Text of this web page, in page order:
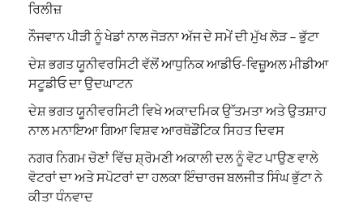
ਰਿਲੀਜ਼
ਨੌਜਵਾਨ ਪੀੜੀ ਨੂੰ ਖੇਡਾਂ ਨਾਲ ਜੋੜਨਾ ਅੱਜ ਦੇ ਸਮੇਂ ਦੀ ਮੁੱਖ ਲੋੜ – ਭੁੱਟਾ
ਦੇਸ਼ ਭਗਤ ਯੂਨੀਵਰਸਿਟੀ ਵੱਲੋਂ ਆਧੁਨਿਕ ਆਡੀਓ-ਵਿਜ਼ੂਅਲ ਮੀਡੀਆ
ਸਟੂਡੀਓ ਦਾ ਉਦਘਾਟਨ
ਦੇਸ਼ ਭਗਤ ਯੂਨੀਵਰਸਿਟੀ ਵਿਖੇ ਅਕਾਦਮਿਕ ਉੱਤਮਤਾ ਅਤੇ ਉਤਸ਼ਾਹ
ਨਾਲ ਮਨਾਇਆ ਗਿਆ ਵਿਸ਼ਵ ਆਰਥੋਡੌਂਟਿਕ ਸਿਹਤ ਦਿਵਸ
ਨਗਰ ਨਿਗਮ ਚੋਣਾਂ ਵਿੱਚ ਸ਼੍ਰੋਮਣੀ ਅਕਾਲੀ ਦਲ ਨੂੰ ਵੋਟ ਪਾਉਣ ਵਾਲੇ
ਵੋਟਰਾਂ ਦਾ ਅਤੇ ਸਪੋਟਰਾਂ ਦਾ ਹਲਕਾ ਇੰਚਾਰਜ ਬਲਜੀਤ ਸਿੰਘ ਭੁੱਟਾ ਨੇ
ਕੀਤਾ ਧੰਨਵਾਦ